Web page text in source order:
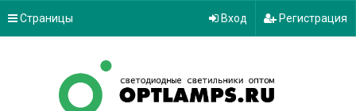
Страницы Вход Регистрация